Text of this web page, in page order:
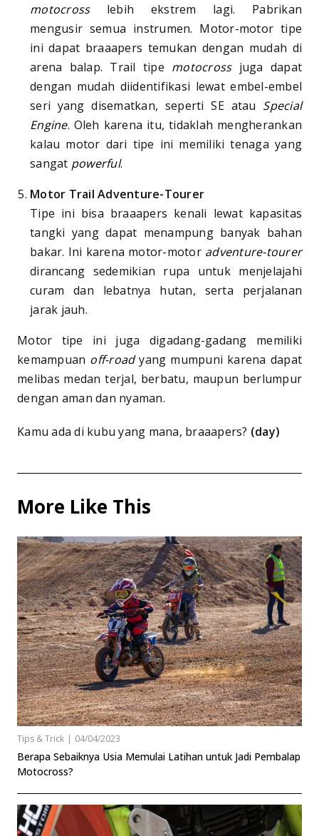
motocrosslebih ekstrem lagi. Pabrikan
mengusir semua instrumen. Motor-motor tipe
ini dapat braaapers temukan dengan mudah di
arena balap. Trail tipe motocrossjuga dapat
dengan mudah diidentifikasi lewat embel-embel
seri yang disematkan, seperti SE atau Special
Engine. Oleh karena itu, tidaklah mengherankan
kalau motor dari tipe ini memiliki tenaga yang
sangat powerful.
Motor Trail Adventure-Tourer
Tipe ini bisa braaapers kenali lewat kapasitas
tangki yang dapat menampung banyak bahan
bakar. Ini karena motor-motor adventure-tourer
dirancang sedemikian rupa untuk menjelajahi
curam dan lebatnya hutan, serta perjalanan
jarak jauh.
Motor tipe ini juga digadang-gadang memiliki
kemampuan off-roadyang mumpuni karena dapat
melibas medan terjal, berbatu, maupun berlumpur
dengan aman dan nyaman.
Kamu ada di kubu yang mana, braaapers? (day)
More Like This
Tips & Trick | 04/04/2023
Berapa Sebaiknya Usia Memulai Latihan untuk Jadi Pembalap
Motocross?